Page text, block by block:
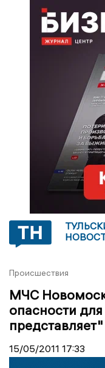
Происшествия
МЧС
опасности
представляет"
15/05/2011 17:33